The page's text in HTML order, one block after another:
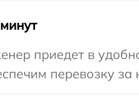
приедет в
перевозку за